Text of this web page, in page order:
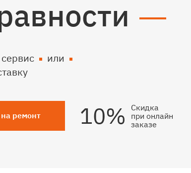
или
на ремонт 10%
Скидка
при онлайн
заказе